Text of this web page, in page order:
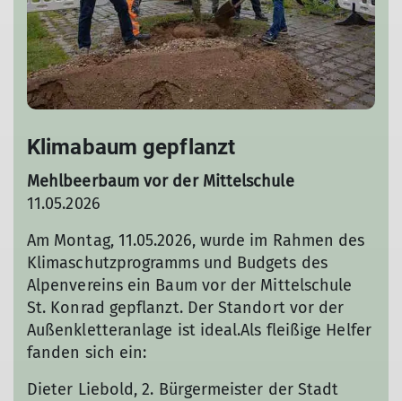
Klimabaum gepflanzt
Mehlbeerbaum vor der Mittelschule
11.05.2026
Am Montag, 11.05.2026, wurde im Rahmen des
Klimaschutzprogramms und Budgets des
Alpenvereins ein Baum vor der Mittelschule
St. Konrad gepflanzt. Der Standort vor der
Außenkletteranlage ist ideal.Als fleißige Helfer
fanden sich ein:
Dieter Liebold, 2. Bürgermeister der Stadt